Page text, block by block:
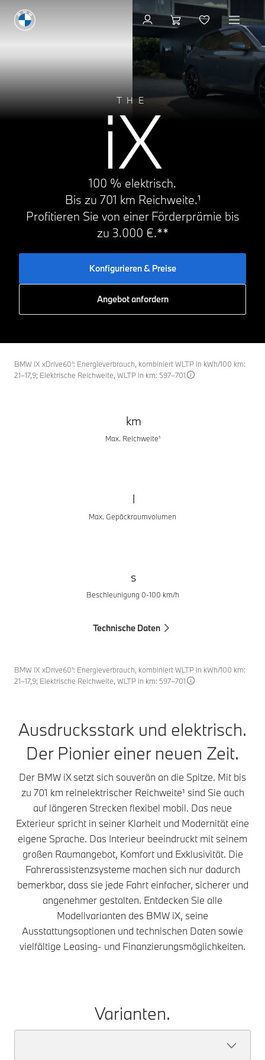
THE
iX
100 % elektrisch.
Bis zu 701 km Reichweite.¹
Profitieren Sie von einer Förderprämie bis
zu 3.000 €.**
Konfigurieren & Preise
Angebot anfordern
BMW iX xDrive60¹: Energieverbrauch, kombiniert WLTP in kWh/100 km:
21–17,9; Elektrische Reichweite, WLTP in km: 597–701
Konfigurieren & Preise
km
Max. Reichweite¹
l
Max. Gepäckraumvolumen
s
Beschleunigung 0-100 km/h
Technische Daten
BMW iX xDrive60¹: Energieverbrauch, kombiniert WLTP in kWh/100 km:
21–17,9; Elektrische Reichweite, WLTP in km: 597–701
Ausdrucksstark und elektrisch.
Der Pionier einer neuen Zeit.
Der BMW iX setzt sich souverän an die Spitze. Mit bis
zu 701 km reinelektrischer Reichweite¹ sind Sie auch
auf längeren Strecken flexibel mobil. Das neue
Exterieur spricht in seiner Klarheit und Modernität eine
eigene Sprache. Das Interieur beeindruckt mit seinem
großen Raumangebot, Komfort und Exklusivität. Die
Fahrerassistenzsysteme machen sich nur dadurch
bemerkbar, dass sie jede Fahrt einfacher, sicherer und
angenehmer gestalten. Entdecken Sie alle
Modellvarianten des BMW iX, seine
Ausstattungsoptionen und technischen Daten sowie
vielfältige Leasing- und Finanzierungsmöglichkeiten.
Varianten.